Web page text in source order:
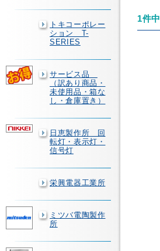
トキコーポレー
ション T-
SERIES
サービス品
（訳あり商品・
未使用品・箱な
し・倉庫置き）
日恵製作所 回
転灯・表示灯・
信号灯
栄興電器工業所
ミツバ電陶製作
所
1件中